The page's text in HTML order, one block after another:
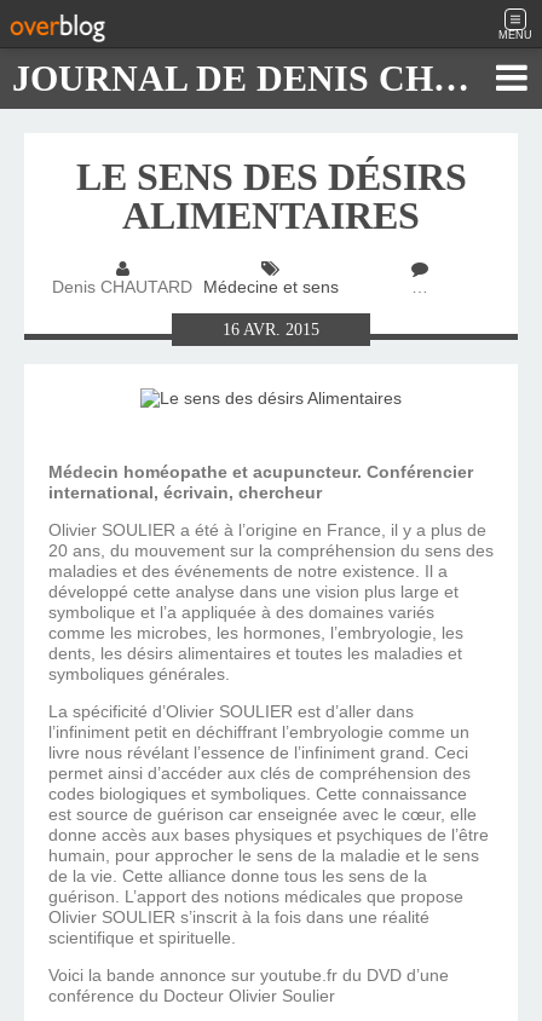
MENU
JOURNAL DE DENIS CHAUTARD
LE SENS DES DÉSIRS
ALIMENTAIRES
Denis CHAUTARD Médecine et sens …
16 AVR. 2015
Médecin homéopathe et acupuncteur. Conférencier
international, écrivain, chercheur
Olivier SOULIER a été à l’origine en France, il y a plus de
20 ans, du mouvement sur la compréhension du sens des
maladies et des événements de notre existence. Il a
développé cette analyse dans une vision plus large et
symbolique et l’a appliquée à des domaines variés
comme les microbes, les hormones, l’embryologie, les
dents, les désirs alimentaires et toutes les maladies et
symboliques générales.
La spécificité d’Olivier SOULIER est d’aller dans
l’infiniment petit en déchiffrant l’embryologie comme un
livre nous révélant l’essence de l’infiniment grand. Ceci
permet ainsi d’accéder aux clés de compréhension des
codes biologiques et symboliques. Cette connaissance
est source de guérison car enseignée avec le cœur, elle
donne accès aux bases physiques et psychiques de l’être
humain, pour approcher le sens de la maladie et le sens
de la vie. Cette alliance donne tous les sens de la
guérison. L’apport des notions médicales que propose
Olivier SOULIER s’inscrit à la fois dans une réalité
scientifique et spirituelle.
Voici la bande annonce sur youtube.fr du DVD d’une
conférence du Docteur Olivier Soulier